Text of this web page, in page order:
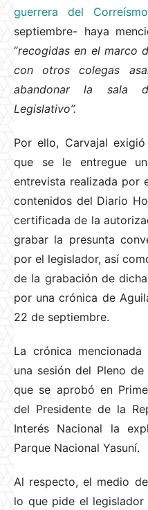
guerrera del
septiembre- haya
“recogidas en el marco
con otros colegas
abandonar la sala
Legislativo”.
Por ello, Carvajal
que se le entregue
entrevista realizada por
contenidos del Diario
certificada de la
grabar la presunta
por el legislador, así
de la grabación de
por una crónica de
22 de septiembre.
La crónica
una sesión del Pleno
que se aprobó en
del Presidente de la
Interés Nacional la
Parque Nacional Yasuní.
Al respecto, el medio
lo que pide el